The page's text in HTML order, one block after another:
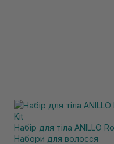
Набір для тіла ANILLO
Набори для волосся